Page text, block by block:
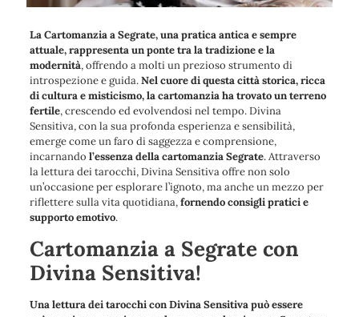
La Cartomanzia a Segrate, una pratica antica e sempre
attuale, rappresenta un ponte tra la tradizione e la
modernità, offrendo a molti un prezioso strumento di
introspezione e guida.Nel cuore di questa città storica, ricca
di cultura e misticismo, la cartomanzia ha trovato un terreno
fertile, crescendo ed evolvendosi nel tempo. Divina
Sensitiva, con la sua profonda esperienza e sensibilità,
emerge come un faro di saggezza e comprensione,
incarnando l’essenza della cartomanzia Segrate. Attraverso
la lettura dei tarocchi, Divina Sensitiva offre non solo
un’occasione per esplorare l’ignoto, ma anche un mezzo per
riflettere sulla vita quotidiana,fornendo consigli pratici e
supporto emotivo.
Cartomanzia a Segrate con
Divina Sensitiva!
Una lettura dei tarocchi con Divina Sensitiva può essere